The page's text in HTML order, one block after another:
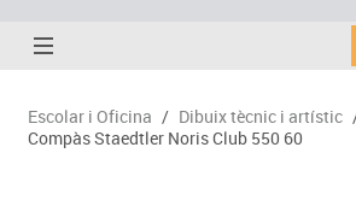
Escolar i Oficina / Dibuix tècnic i artístic
Compàs Staedtler Noris Club 550 60